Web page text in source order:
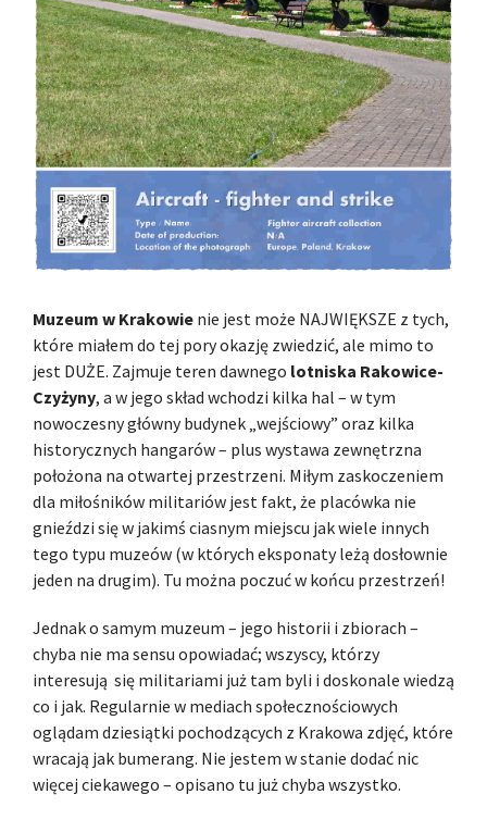
Muzeum w Krakowie nie jest może NAJWIĘKSZE z tych,
które miałem do tej pory okazję zwiedzić, ale mimo to
jest DUŻE. Zajmuje teren dawnego lotniska Rakowice-
Czyżyny, a w jego skład wchodzi kilka hal – w tym
nowoczesny główny budynek „wejściowy” oraz kilka
historycznych hangarów – plus wystawa zewnętrzna
położona na otwartej przestrzeni. Miłym zaskoczeniem
dla miłośników militariów jest fakt, że placówka nie
gnieździ się w jakimś ciasnym miejscu jak wiele innych
tego typu muzeów (w których eksponaty leżą dosłownie
jeden na drugim). Tu można poczuć w końcu przestrzeń!
Jednak o samym muzeum – jego historii i zbiorach –
chyba nie ma sensu opowiadać; wszyscy, którzy
interesują się militariami już tam byli i doskonale wiedzą
co i jak. Regularnie w mediach społecznościowych
oglądam dziesiątki pochodzących z Krakowa zdjęć, które
wracają jak bumerang. Nie jestem w stanie dodać nic
więcej ciekawego – opisano tu już chyba wszystko.